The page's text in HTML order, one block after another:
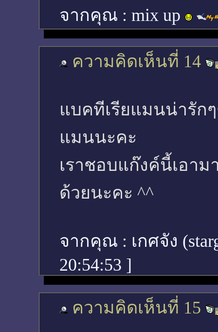
จากคุณ : mix up
ความคิดเห็นที่ 14
แบคทีเรียแมนน่ารัก
แมนนะคะ
เราชอบแก๊งค์นี้เอา
ด้วยนะคะ ^^
จากคุณ : เกศจัง
20:54:53 ]
ความคิดเห็นที่ 15